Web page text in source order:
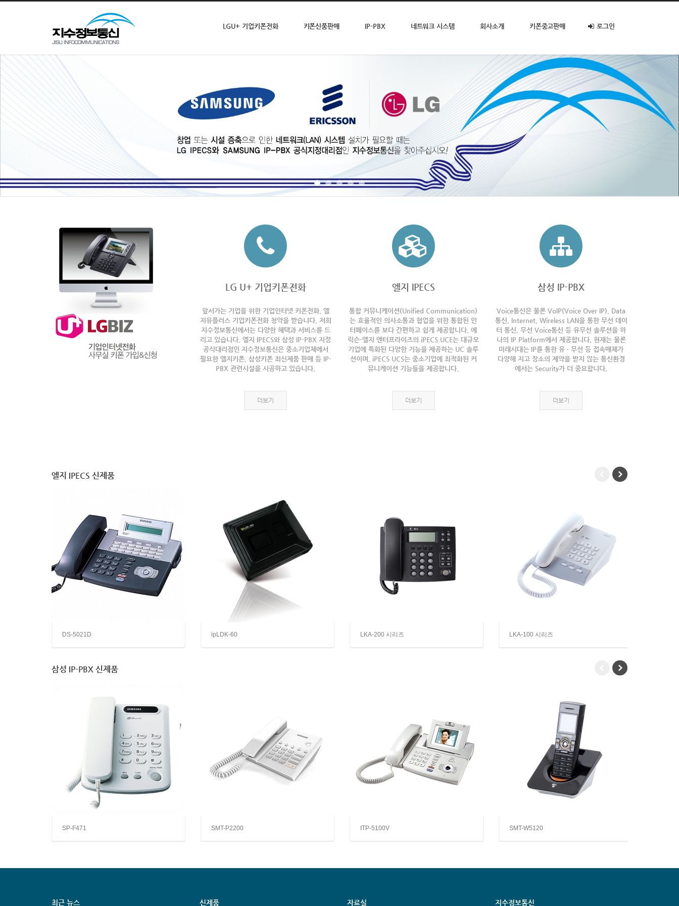
LGU+ 기업키폰전화 키폰신품판매 IP-PBX 네트워크 시스템 회사소개 키폰중고판매 로그인
LG U+ 기업키폰전화
앞서가는 기업을 위한 기업인터넷 키폰전화, 엘
지유플러스 기업키폰전화 청약을 받습니다. 저희
지수정보통신에서는 다양한 혜택과 서비스를 드
리고 있습니다. 엘지 IPECS와 삼성 IP-PBX 지정
공식대리점인 지수정보통신은 중소기업체에서
필요한 엘지키폰, 삼성키폰 최신제품 판매 등 IP-
PBX 관련시설을 시공하고 있습니다.
더보기
엘지 IPECS
통합 커뮤니케이션(Unified Communication)
는 효율적인 의사소통과 협업을 위한 통합된 인
터페이스를 보다 간편하고 쉽게 제공합니다. 에
릭슨-엘지 엔터프라이즈의 iPECS UCE는 대규모
기업에 특화된 다양한 기능을 제공하는 UC 솔루
션이며, iPECS UCS는 중소기업에 최적화된 커
뮤니케이션 기능들을 제공합니다.
더보기
삼성 IP-PBX
Voice통신은 물론 VoIP(Voice Over IP), Data
통신, Internet, Wireless LAN을 통한 무선 데이
터 통신, 무선 Voice통신 등 유무선 솔루션을 하
나의 IP Platform에서 제공합니다. 현재는 물론
미래시대는 IP를 통한 유ㆍ무선 등 접속매체가
다양해 지고 장소의 제약을 받지 않는 통신환경
에서는 Security가 더 중요합니다.
더보기
엘지 IPECS 신제품
DS-5021D ipLDK-60 LKA-200 시리즈 LKA-100 시리즈
삼성 IP-PBX 신제품
SP-F471 SMT-P2200 ITP-5100V SMT-W5120
최근 뉴스 신제품 자료실 지수정보통신